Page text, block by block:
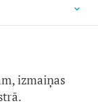
izmaiņas